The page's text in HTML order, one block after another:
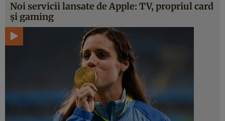
Noi servicii lansate de Apple: TV, propriul card
şi gaming